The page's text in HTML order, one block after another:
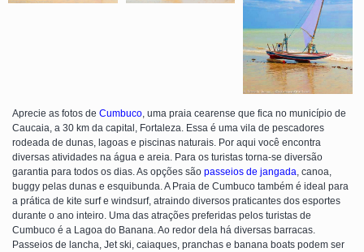
Aprecie as fotos de Cumbuco, uma praia cearense que fica no município de
Caucaia, a 30 km da capital, Fortaleza. Essa é uma vila de pescadores
rodeada de dunas, lagoas e piscinas naturais. Por aqui você encontra
diversas atividades na água e areia. Para os turistas torna-se diversão
garantia para todos os dias. As opções são passeios de jangada, canoa,
buggy pelas dunas e esquibunda. A Praia de Cumbuco também é ideal para
a prática de kite surf e windsurf, atraindo diversos praticantes dos esportes
durante o ano inteiro. Uma das atrações preferidas pelos turistas de
Cumbuco é a Lagoa do Banana. Ao redor dela há diversas barracas.
Passeios de lancha, Jet ski, caiaques, pranchas e banana boats podem ser